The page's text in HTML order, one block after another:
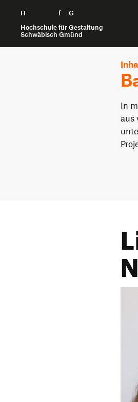
H f
G
Hochschule für Gestaltung
Schwäbisch Gmünd
Zum Seiteninhalt springen
In
aus